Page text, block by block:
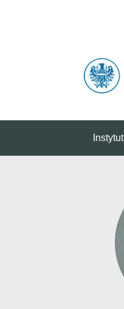
Instytut